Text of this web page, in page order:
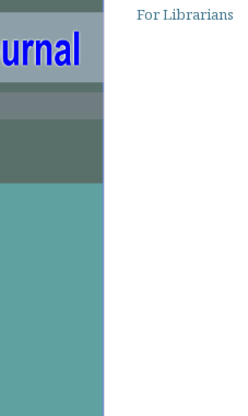
For Librarians